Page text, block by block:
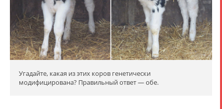
Угадайте, какая из этих коров генетически
модифицирована? Правильный ответ — обе.